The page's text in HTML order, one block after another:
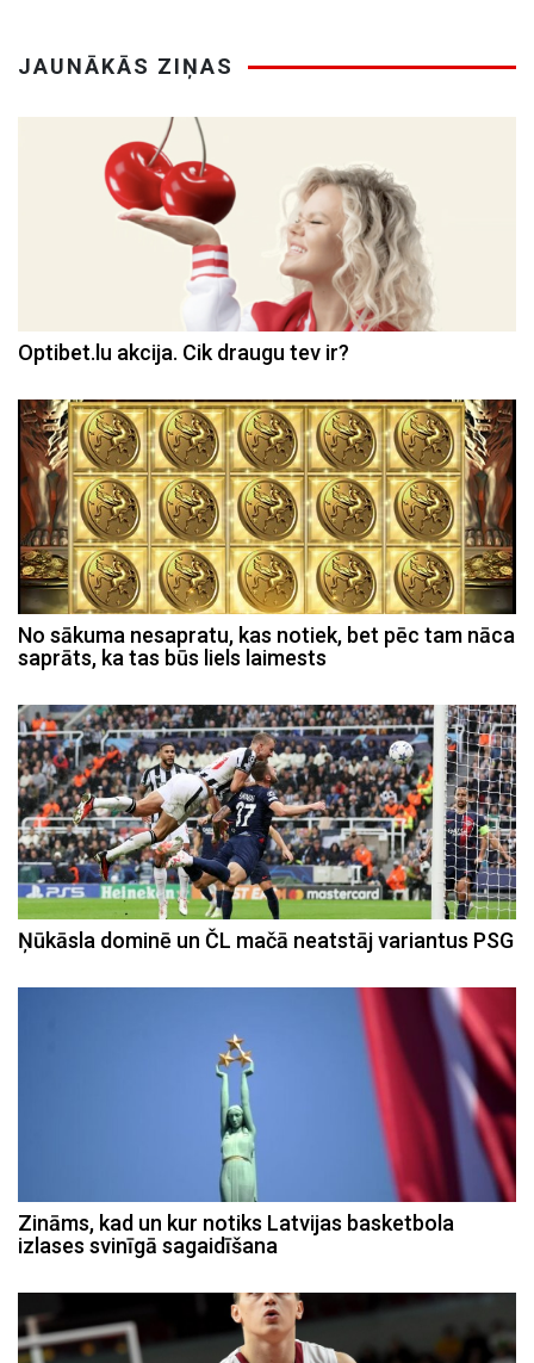
JAUNĀKĀS ZIŅAS
Optibet.lu akcija. Cik draugu tev ir?
No sākuma nesapratu, kas notiek, bet pēc tam nāca
saprāts, ka tas būs liels laimests
Ņūkāsla dominē un ČL mačā neatstāj variantus PSG
Zināms, kad un kur notiks Latvijas basketbola
izlases svinīgā sagaidīšana